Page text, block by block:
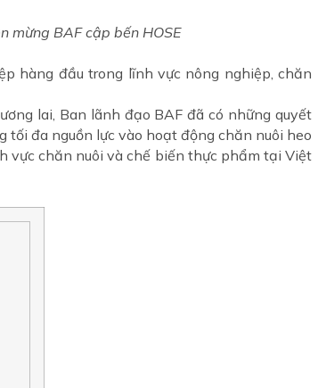
mừng BAF cập bến HOSE
hàng đầu trong lĩnh vực nông nghiệp, chăn
lai, Ban lãnh đạo BAF đã có những quyết
đa nguồn lực vào hoạt động chăn nuôi heo
vực chăn nuôi và chế biến thực phẩm tại Việt